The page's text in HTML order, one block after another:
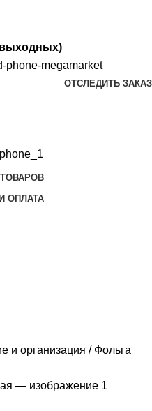
ОТСЛЕДИТЬ ЗАКАЗ
ТОВАРОВ
ОПЛАТА
и организация
Фольга